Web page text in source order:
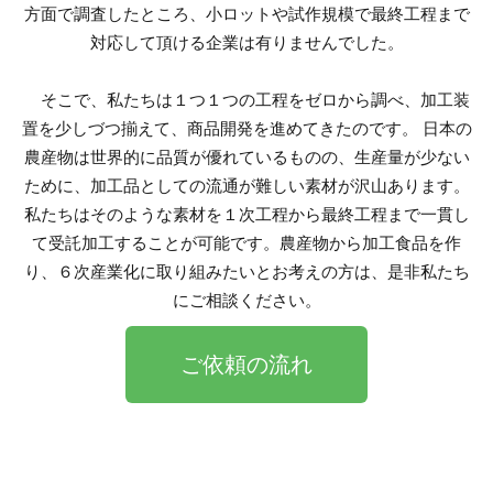
方面で調査したところ、小ロットや試作規模で最終工程まで
対応して頂ける企業は有りませんでした。
そこで、私たちは１つ１つの工程をゼロから調べ、加工装
置を少しづつ揃えて、商品開発を進めてきたのです。 日本の
農産物は世界的に品質が優れているものの、生産量が少ない
ために、加工品としての流通が難しい素材が沢山あります。
私たちはそのような素材を１次工程から最終工程まで一貫し
て受託加工することが可能です。農産物から加工食品を作
り、６次産業化に取り組みたいとお考えの方は、是非私たち
にご相談ください。
ご依頼の流れ